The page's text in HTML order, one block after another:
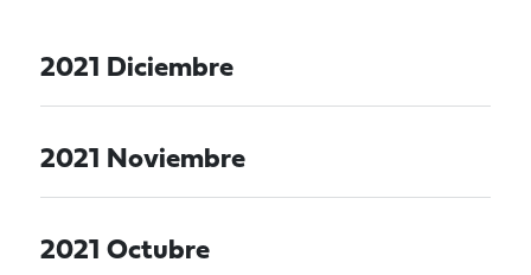
2021 Diciembre
2021 Noviembre
2021 Octubre